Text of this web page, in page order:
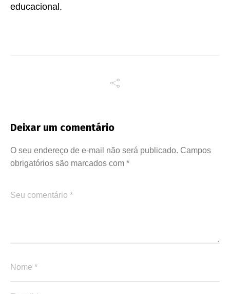
educacional.
Deixar um comentário
O seu endereço de e-mail não será publicado. Campos
obrigatórios são marcados com *